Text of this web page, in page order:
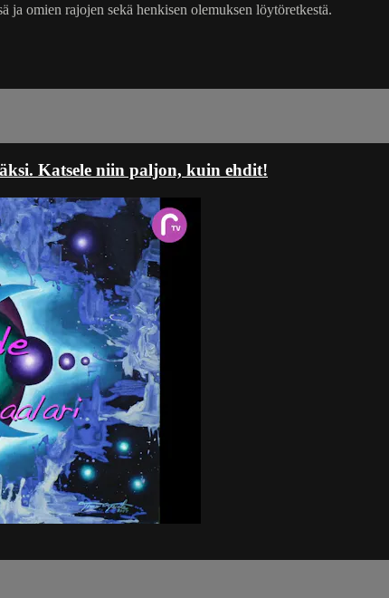
ja omien rajojen sekä henkisen olemuksen löytöretkestä.
Katsele niin paljon, kuin ehdit!